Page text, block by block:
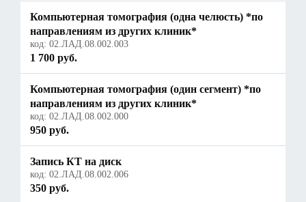
Компьютерная томография (одна челюсть) *по
направлениям из других клиник*
код: 02.ЛАД.08.002.003
1 700 руб.
Компьютерная томография (один сегмент) *по
направлениям из других клиник*
код: 02.ЛАД.08.002.000
950 руб.
Запись КТ на диск
код: 02.ЛАД.08.002.006
350 руб.